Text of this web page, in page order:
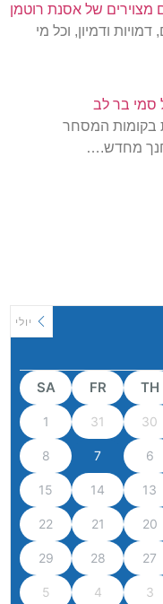
מצוירים של אסנת רוטמן
ודמיון, וכל מי
סמי בר לב
בקומות המסחר
מחדש.…
יולי
TH
FR
SA
30
31
1
6
7
8
13
14
15
20
21
22
27
28
29
3
4
5